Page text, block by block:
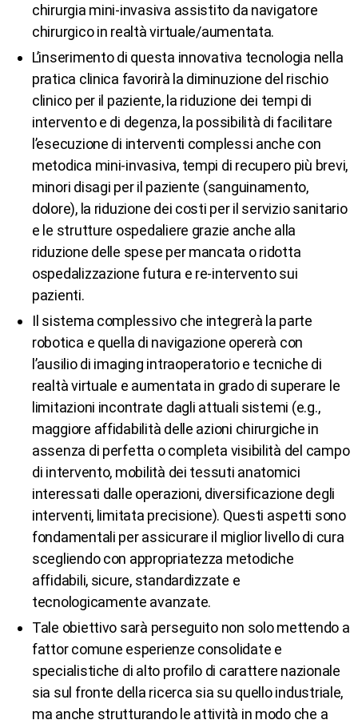
chirurgia mini-invasiva assistito da navigatore
chirurgico in realtà virtuale/aumentata.
L’inserimento di questa innovativa tecnologia nella
pratica clinica favorirà la diminuzione del rischio
clinico per il paziente, la riduzione dei tempi di
intervento e di degenza, la possibilità di facilitare
l’esecuzione di interventi complessi anche con
metodica mini-invasiva, tempi di recupero più brevi,
minori disagi per il paziente (sanguinamento,
dolore), la riduzione dei costi per il servizio sanitario
e le strutture ospedaliere grazie anche alla
riduzione delle spese per mancata o ridotta
ospedalizzazione futura e re-intervento sui
pazienti.
Il sistema complessivo che integrerà la parte
robotica e quella di navigazione opererà con
l’ausilio di imaging intraoperatorio e tecniche di
realtà virtuale e aumentata in grado di superare le
limitazioni incontrate dagli attuali sistemi (e.g.,
maggiore affidabilità delle azioni chirurgiche in
assenza di perfetta o completa visibilità del campo
di intervento, mobilità dei tessuti anatomici
interessati dalle operazioni, diversificazione degli
interventi, limitata precisione). Questi aspetti sono
fondamentali per assicurare il miglior livello di cura
scegliendo con appropriatezza metodiche
affidabili, sicure, standardizzate e
tecnologicamente avanzate.
Tale obiettivo sarà perseguito non solo mettendo a
fattor comune esperienze consolidate e
specialistiche di alto profilo di carattere nazionale
sia sul fronte della ricerca sia su quello industriale,
ma anche strutturando le attività in modo che a